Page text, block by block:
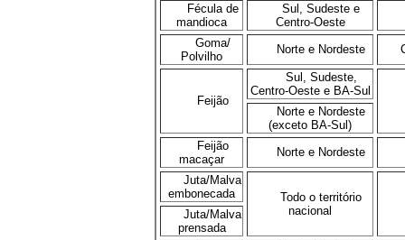
Fécula de
mandioca
Sul, Sudeste e
Centro-Oeste
Goma/
Polvilho
Norte e Nordeste
Feijão
Sul, Sudeste,
Centro-Oeste e BA-Sul
Norte e Nordeste
(exceto BA-Sul)
Feijão
macaçar
Norte e Nordeste
Juta/Malva
embonecada
Todo o território
nacional
Juta/Malva
prensada